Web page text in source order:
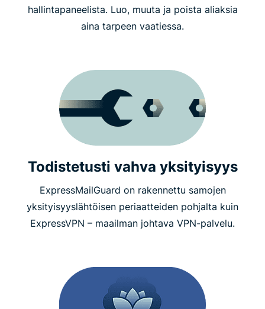
hallintapaneelista. Luo, muuta ja poista aliaksia
aina tarpeen vaatiessa.
Todistetusti vahva yksityisyys
ExpressMailGuard on rakennettu samojen
yksityisyyslähtöisen periaatteiden pohjalta kuin
ExpressVPN – maailman johtava VPN-palvelu.